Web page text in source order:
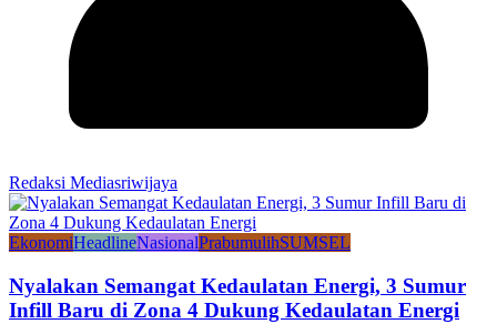
Redaksi Mediasriwijaya
EkonomiHeadlineNasionalPrabumulihSUMSEL
Nyalakan Semangat Kedaulatan Energi, 3 Sumur
Infill Baru di Zona 4 Dukung Kedaulatan Energi